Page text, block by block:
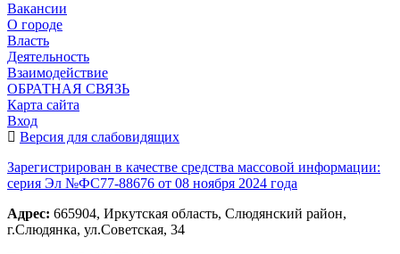
Вакансии
О городе
Власть
Деятельность
Взаимодействие
ОБРАТНАЯ СВЯЗЬ
Карта сайта
Вход
Версия для слабовидящих
Зарегистрирован в качестве средства массовой информации:
серия Эл №ФС77-88676 от 08 ноября 2024 года
Адрес: 665904, Иркутская область, Слюдянский район,
г.Слюдянка, ул.Советская, 34